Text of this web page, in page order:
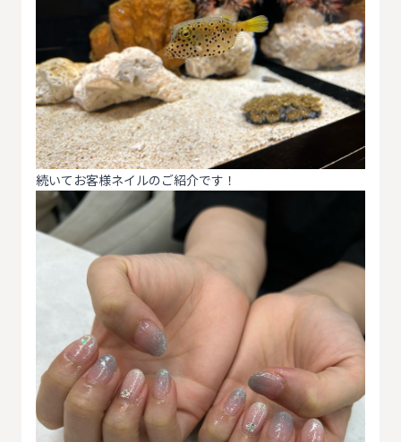
続いてお客様ネイルのご紹介です！